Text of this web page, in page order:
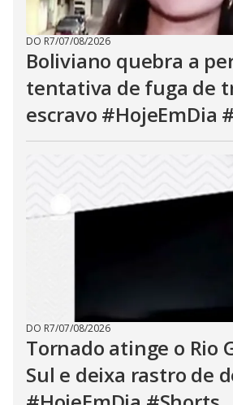
DO R7/07/08/2026
Boliviano quebra a
tentativa de fuga de
escravo #HojeEmDia
DO R7/07/08/2026
Tornado atinge o Rio
Sul e deixa rastro de